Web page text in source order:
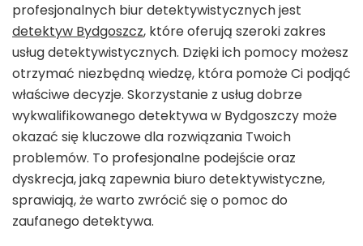
profesjonalnych biur detektywistycznych jest
detektyw Bydgoszcz, które oferują szeroki zakres
usług detektywistycznych. Dzięki ich pomocy możesz
otrzymać niezbędną wiedzę, która pomoże Ci podjąć
właściwe decyzje. Skorzystanie z usług dobrze
wykwalifikowanego detektywa w Bydgoszczy może
okazać się kluczowe dla rozwiązania Twoich
problemów. To profesjonalne podejście oraz
dyskrecja, jaką zapewnia biuro detektywistyczne,
sprawiają, że warto zwrócić się o pomoc do
zaufanego detektywa.